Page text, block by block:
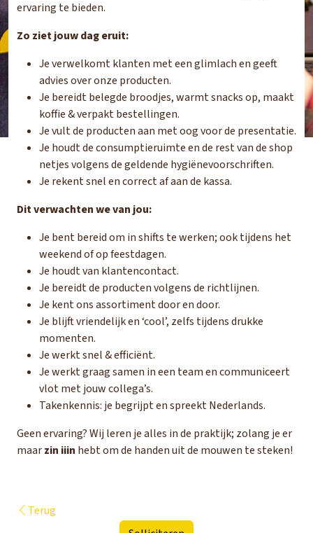
ervaring te bieden.
Zo ziet jouw dag eruit:
Je verwelkomt klanten met een glimlach en geeft
advies over onze producten.
Je bereidt belegde broodjes, warmt snacks op, maakt
koffie & verpakt bestellingen.
Je vult de producten aan met oog voor de presentatie.
Je houdt de consumptieruimte en de rest van de shop
netjes volgens de geldende hygiënevoorschriften.
Je rekent snel en correct af aan de kassa.
Dit verwachten we van jou:
Je bent bereid om in shifts te werken; ook tijdens het
weekend of op feestdagen.
Je houdt van klantencontact.
Je bereidt de producten volgens de richtlijnen.
Je kent ons assortiment door en door.
Je blijft vriendelijk en ‘cool’, zelfs tijdens drukke
momenten.
Je werkt snel & efficiënt.
Je werkt graag samen in een team en communiceert
vlot met jouw collega’s.
Takenkennis: je begrijpt en spreekt Nederlands.
Geen ervaring? Wij leren je alles in de praktijk; zolang je er
maarzin iiin hebt om de handen uit de mouwen te steken!
Terug